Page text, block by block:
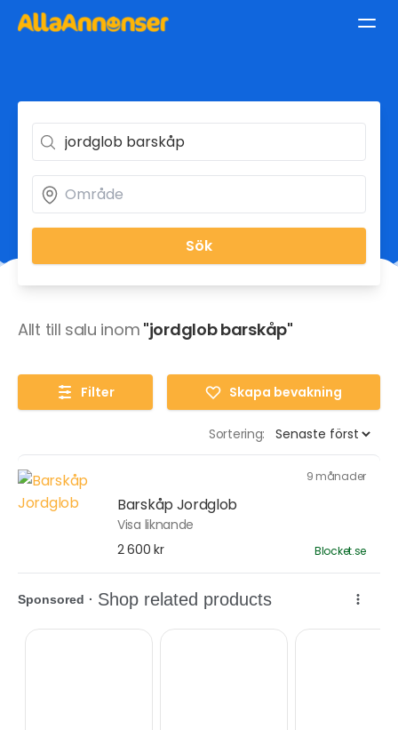
Sök
Allt till salu inom "jordglob barskåp"
Filter Skapa bevakning
Sortering:
9 månader
Barskåp Jordglob
Visa liknande
2 600 kr
Blocket.se